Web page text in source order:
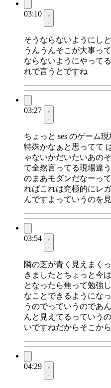
03:10
そうならないようにし
うんうんそこが大事っ
ならないようにやって
れで言うとですね
03:27
ちょっと ses のゲーム
特殊かなぁと思ってて
ゃないかだいたいあの
て全然言ってる現場違
のまあモダンだなーっ
ればこれは究極的にレ
んですよっていうのを
03:54
隣の芝が青く見えまく
きましたとちょっと今
となったら焦って勉強
なことできるようにな
うのでっていうのであ
んと見えてるっていう
いですねだからそこか
04:29